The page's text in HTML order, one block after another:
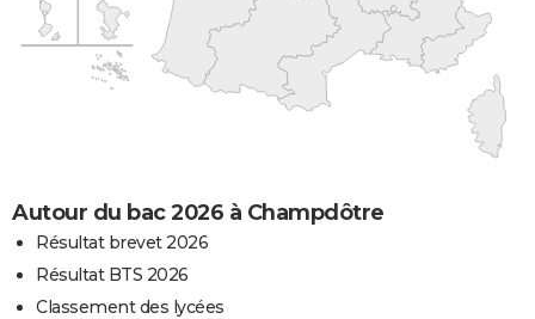
Autour du bac 2026 à Champdôtre
Résultat brevet 2026
Résultat BTS 2026
Classement des lycées